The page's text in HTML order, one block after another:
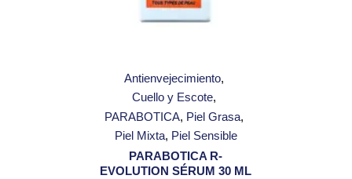
Antienvejecimiento
Cuello y Escote
PARABOTICA Piel Grasa
Piel Mixta Piel Sensible
PARABOTICA R-
EVOLUTION SÉRUM 30 ML